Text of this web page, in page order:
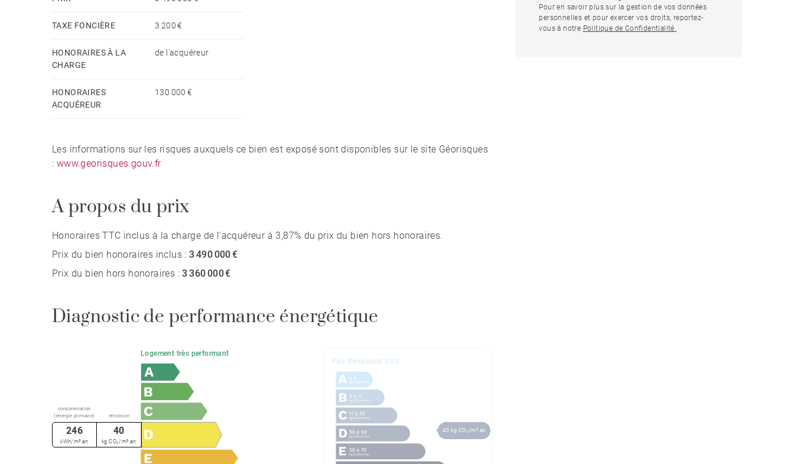
TAXE FONCIÈRE 3 200 €
HONORAIRES À LA
CHARGE
de l'acquéreur
HONORAIRES
ACQUÉREUR
130 000 €
Les informations sur les risques auxquels ce bien est exposé sont disponibles sur le site Géorisques
: www.georisques.gouv.fr
A propos du prix
Honoraires TTC inclus à la charge de l'acquéreur à 3,87% du prix du bien hors honoraires.
Prix du bien honoraires inclus :3 490 000 €
Prix du bien hors honoraires :3 360 000 €
Diagnostic de performance énergétique
Logement très performant
consommation
(énergie primaire)
émission
246
kWh/m².an
40
kg CO₂/m².an
Peu d'émission CO2
40 kg CO₂/m².an
Pour en savoir plus sur la gestion de vos données
personnelles et pour exercer vos droits, reportez-
vous à notre Politique de Confidentialité.